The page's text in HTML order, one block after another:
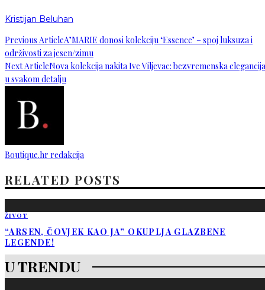
Kristijan Beluhan
Previous ArticleA’MARIE donosi kolekciju ‘Essence’ – spoj luksuza i
održivosti za jesen/zimu
Next ArticleNova kolekcija nakita Ive Viljevac: bezvremenska elegancija
u svakom detalju
Boutique.hr redakcija
RELATED POSTS
ŽIVOT
“ARSEN, ČOVJEK KAO JA” OKUPLJA GLAZBENE
LEGENDE!
U TRENDU